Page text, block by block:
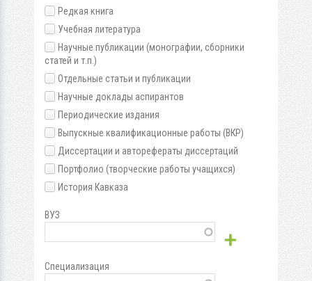
Редкая книга
Учебная литература
Научные публикации (монографии, сборники
статей и т.п.)
Отдельные статьи и публикации
Научные доклады аспирантов
Периодические издания
Выпускные квалификационные работы (ВКР)
Диссертации и авторефераты диссертаций
Портфолио (творческие работы учащихся)
История Кавказа
ВУЗ
Специализация